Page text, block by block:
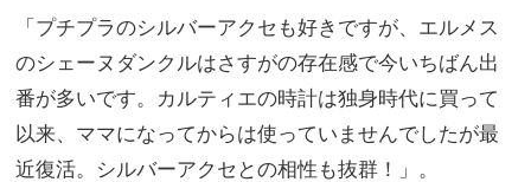
「プチプラのシルバーアクセも好きですが、エルメス
のシェーヌダンクルはさすがの存在感で今いちばん出
番が多いです。カルティエの時計は独身時代に買って
以来、ママになってからは使っていませんでしたが最
近復活。シルバーアクセとの相性も抜群！」。